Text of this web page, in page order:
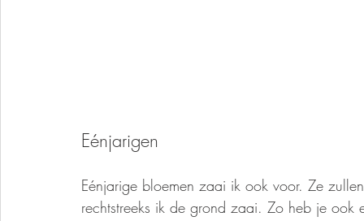
Eénjarigen
Eénjarige bloemen zaai ik ook voor. Ze
rechtstreeks ik de grond zaai. Zo heb je